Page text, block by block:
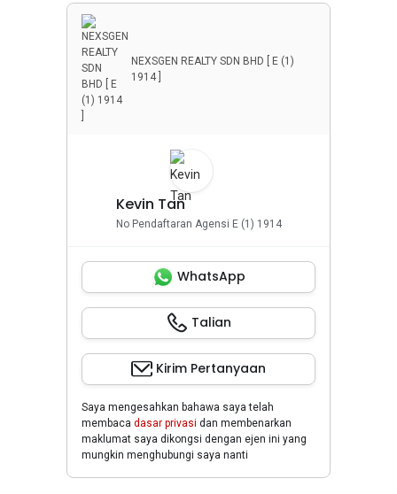
NEXSGEN REALTY SDN BHD [ E (1)
1914 ]
Kevin Tan
No Pendaftaran Agensi E (1) 1914
WhatsApp
Talian
Kirim Pertanyaan
Saya mengesahkan bahawa saya telah
membaca dasar privasi dan membenarkan
maklumat saya dikongsi dengan ejen ini yang
mungkin menghubungi saya nanti